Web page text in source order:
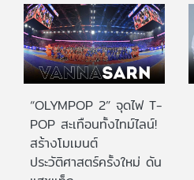
“OLYMPOP 2” จุดไฟ T-
POP สะเทือนทั้งไทม์ไลน์!
สร้างโมเมนต์
ประวัติศาสตร์ครั้งใหม่ ดัน